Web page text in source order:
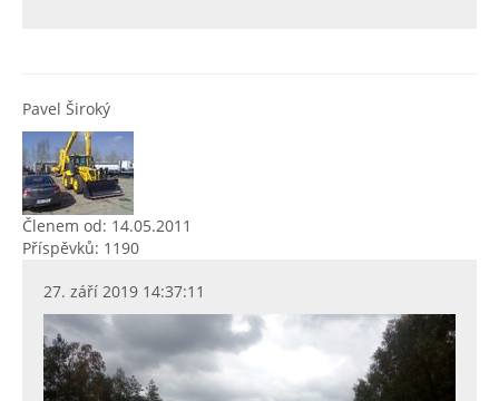
Pavel Široký
Členem od: 14.05.2011
Příspěvků: 1190
27. září 2019 14:37:11